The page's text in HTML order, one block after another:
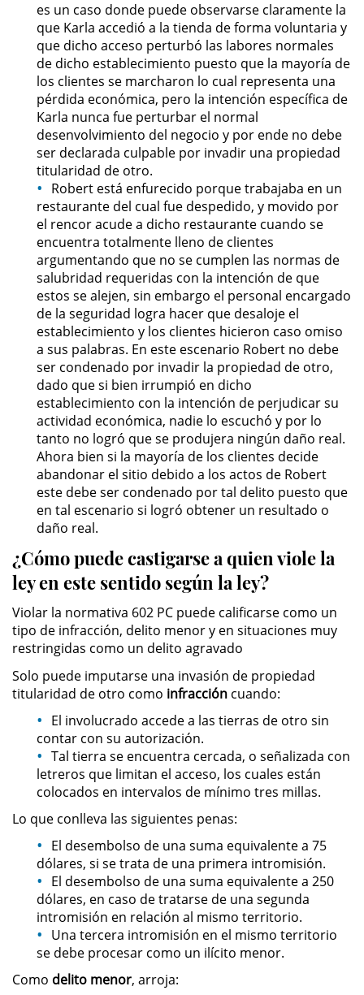
Audiencias de Disposición
Derechos de los Padres en
Casos Juveniles
Desviación Informal Juvenil
Delitos por los cuales un Menor
puede ser Juzgado como Adulto
División de Justicia Juvenil
La Ley de los Tres Delitos y
Fuera
Libertad Condicional para
Menores
Petición Aceptada
Proyecto de Ley del Senado 439
Sello de Registros de Menores
Tutela de los Tribunales
Tribunal de Delincuencia Juvenil
Delitos Sexuales
Agresión Sexual
Conducta Lasciva
Copulación Oral Forzada
Estupro
Exposición Indecente
Prostitución
Molestar a un Niño Menor de 18
Años
Penetración Sexual Forzada
Pornografía Infantil
es un caso donde puede observarse claramente la
que Karla accedió a la tienda de forma voluntaria y
que dicho acceso perturbó las labores normales
de dicho establecimiento puesto que la mayoría de
los clientes se marcharon lo cual representa una
pérdida económica, pero la intención específica de
Karla nunca fue perturbar el normal
desenvolvimiento del negocio y por ende no debe
ser declarada culpable por invadir una propiedad
titularidad de otro.
Robert está enfurecido porque trabajaba en un
restaurante del cual fue despedido, y movido por
el rencor acude a dicho restaurante cuando se
encuentra totalmente lleno de clientes
argumentando que no se cumplen las normas de
salubridad requeridas con la intención de que
estos se alejen, sin embargo el personal encargado
de la seguridad logra hacer que desaloje el
establecimiento y los clientes hicieron caso omiso
a sus palabras. En este escenario Robert no debe
ser condenado por invadir la propiedad de otro,
dado que si bien irrumpió en dicho
establecimiento con la intención de perjudicar su
actividad económica, nadie lo escuchó y por lo
tanto no logró que se produjera ningún daño real.
Ahora bien si la mayoría de los clientes decide
abandonar el sitio debido a los actos de Robert
este debe ser condenado por tal delito puesto que
en tal escenario si logró obtener un resultado o
daño real.
¿Cómo puede castigarse a quien viole la
ley en este sentido según la ley?
Violar la normativa 602 PC puede calificarse como un
tipo de infracción, delito menor y en situaciones muy
restringidas como un delito agravado
Solo puede imputarse una invasión de propiedad
titularidad de otro como infracción cuando:
El involucrado accede a las tierras de otro sin
contar con su autorización.
Tal tierra se encuentra cercada, o señalizada con
letreros que limitan el acceso, los cuales están
colocados en intervalos de mínimo tres millas.
Lo que conlleva las siguientes penas:
El desembolso de una suma equivalente a 75
dólares, si se trata de una primera intromisión.
El desembolso de una suma equivalente a 250
dólares, en caso de tratarse de una segunda
intromisión en relación al mismo territorio.
Una tercera intromisión en el mismo territorio
se debe procesar como un ilícito menor.
Como delito menor, arroja: